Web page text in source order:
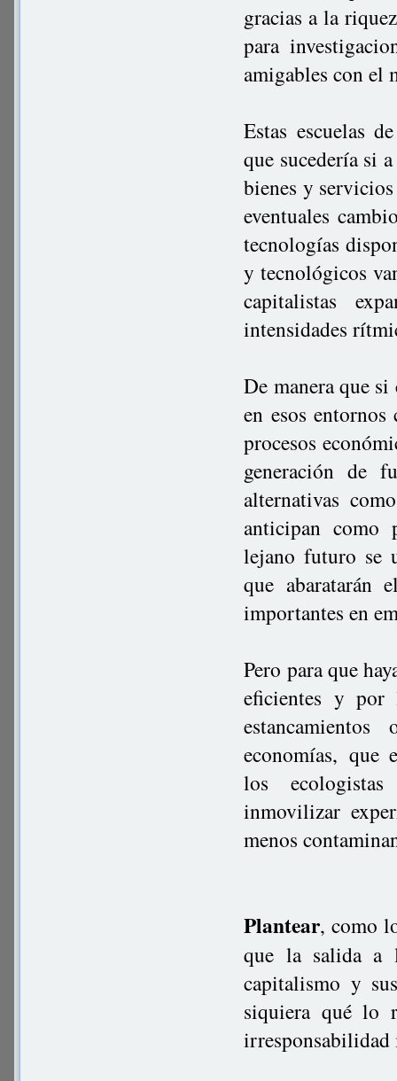
gracias a la
para
amigables con el
Estas escuelas
que sucedería si
bienes y
eventuales
tecnologías
y tecnológicos
capitalistas
intensidades
De manera que
en esos
procesos
generación de
alternativas
anticipan como
lejano futuro se
que abaratarán
importantes en
Pero para que
eficientes y por
economías, que
los ecologistas
inmovilizar
menos
Plantear, como
que la salida a
capitalismo y
siquiera qué lo